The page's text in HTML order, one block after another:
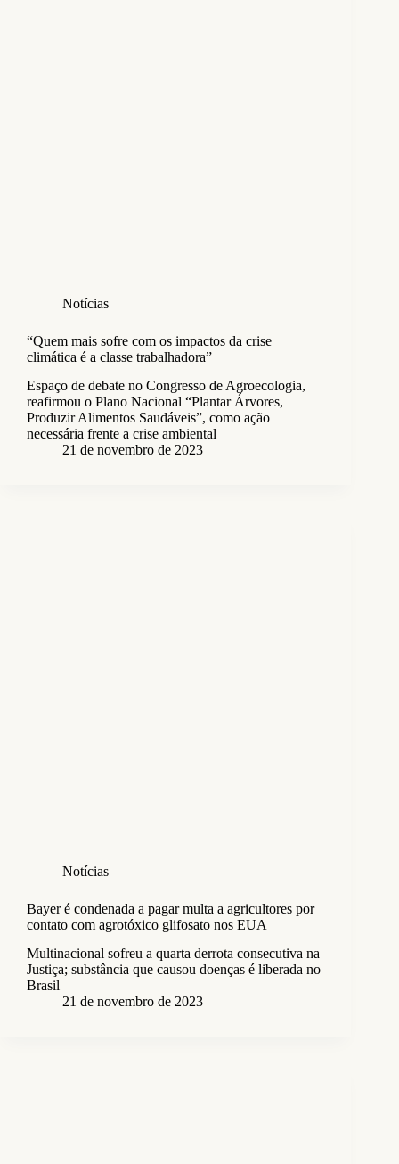
Notícias
“Quem mais sofre com os impactos da crise
climática é a classe trabalhadora”
Espaço de debate no Congresso de Agroecologia,
reafirmou o Plano Nacional “Plantar Árvores,
Produzir Alimentos Saudáveis”, como ação
necessária frente a crise ambiental
21 de novembro de 2023
Notícias
Bayer é condenada a pagar multa a agricultores por
contato com agrotóxico glifosato nos EUA
Multinacional sofreu a quarta derrota consecutiva na
Justiça; substância que causou doenças é liberada no
Brasil
21 de novembro de 2023